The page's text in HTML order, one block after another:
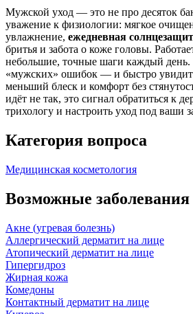
Мужской уход — это не про десяток
уважение к физиологии: мягкое
увлажнение, ежедневная
бритья и забота о коже головы.
небольшие, точные шаги каждый день.
«мужских» ошибок — и быстро
меньший блеск и комфорт без
идёт не так, это сигнал обратиться к
трихологу и настроить уход под ваши
Категория вопроса
Медицинская косметология
Возможные заболевания
Акне (угревая болезнь)
Аллергический дерматит на лице
Атопический дерматит на лице
Гипергидроз
Жирная кожа
Комедоны
Контактный дерматит на лице